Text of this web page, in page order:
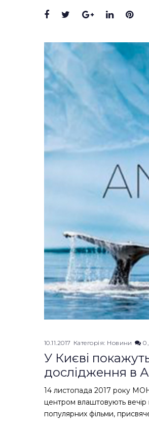
Facebook
TwitterGoogle+
LinkedIn
10.11.2017 Категорія: Новини 0
У Києві
дослідження в
14 листопада 2017 року МОН
центром влаштовують
популярних фільми,